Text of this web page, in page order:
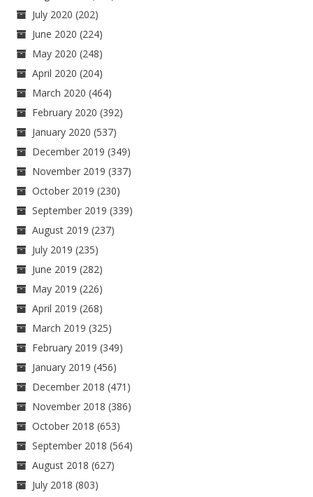
July 2020 (202)
June 2020 (224)
May 2020 (248)
April 2020 (204)
March 2020 (464)
February 2020 (392)
January 2020 (537)
December 2019 (349)
November 2019 (337)
October 2019 (230)
September 2019 (339)
August 2019 (237)
July 2019 (235)
June 2019 (282)
May 2019 (226)
April 2019 (268)
March 2019 (325)
February 2019 (349)
January 2019 (456)
December 2018 (471)
November 2018 (386)
October 2018 (653)
September 2018 (564)
August 2018 (627)
July 2018 (803)